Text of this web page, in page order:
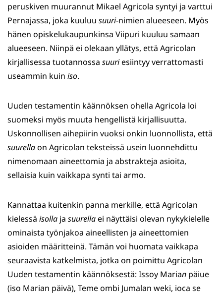
peruskiven muurannut Mikael Agricola syntyi ja varttui
Pernajassa, joka kuuluu suuri-nimien alueeseen. Myös
hänen opiskelukaupunkinsa Viipuri kuuluu samaan
alueeseen. Niinpä ei olekaan yllätys, että Agricolan
kirjallisessa tuotannossa suuriesiintyy verrattomasti
useammin kuin iso.
Uuden testamentin käännöksen ohella Agricola loi
suomeksi myös muuta hengellistä kirjallisuutta.
Uskonnollisen aihepiirin vuoksi onkin luonnollista, että
suurellaon Agricolan teksteissä usein luonnehdittu
nimenomaan aineettomia ja abstrakteja asioita,
sellaisia kuin vaikkapa synti tai armo.
Kannattaa kuitenkin panna merkille, että Agricolan
kielessä isolla ja suurellaei näyttäisi olevan nykykielelle
ominaista työnjakoa aineellisten ja aineettomien
asioiden määritteinä. Tämän voi huomata vaikkapa
seuraavista katkelmista, jotka on poimittu Agricolan
Uuden testamentin käännöksestä: Issoy Marian päiue
(iso Marian päivä), Teme ombi Jumalan weki, ioca se